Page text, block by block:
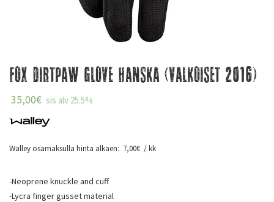
Fox Dirtpaw Glove Hanska (valkoiset 2016)
35,00€ sis alv 25.5%
Walley osamaksulla hinta alkaen: 7,00€ / kk
-Neoprene knuckle and cuff
-Lycra finger gusset material